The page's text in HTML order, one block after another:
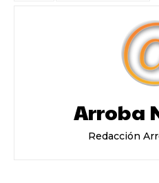
Arroba
Redacción